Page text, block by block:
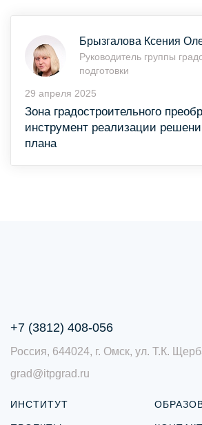
Брызгалова Ксения
Руководитель группы
подготовки
29 апреля 2025
Зона градостроительного
инструмент реализации
плана
+7 (3812) 408-056
Россия, 644024, г. Омск, ул. Т.К.
grad@itpgrad.ru
ИНСТИТУТ